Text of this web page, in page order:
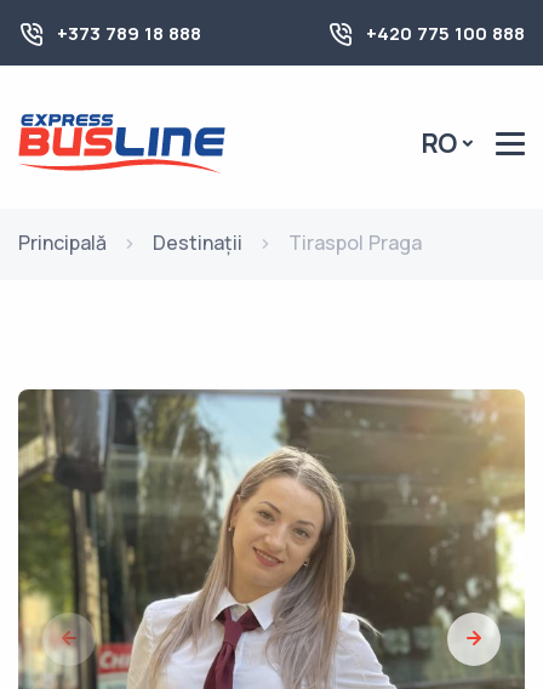
+373 789 18 888 +420 775 100 888
RO
Principală Destinații Tiraspol Praga